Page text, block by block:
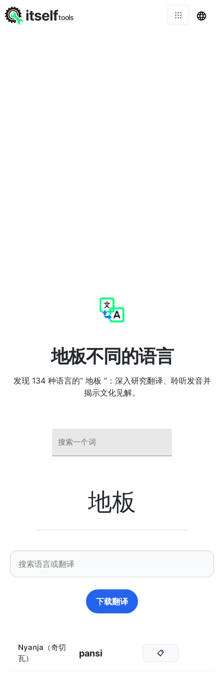
地板不同的语言
发现 134 种语言的“ 地板 ”：深入研究翻译、聆听发音并
揭示文化见解。
搜索一个词
地板
下载翻译
Nyanja（奇切
瓦）
pansi 📋
itselftools